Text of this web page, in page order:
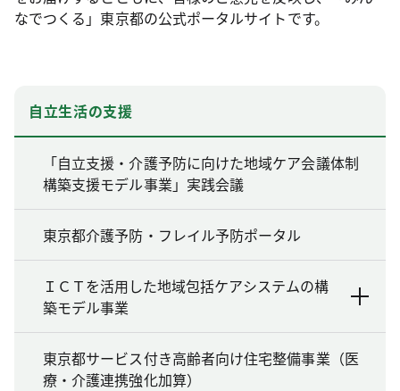
なでつくる」東京都の公式ポータルサイトです。
自立生活の支援
「自立支援・介護予防に向けた地域ケア会議体制
構築支援モデル事業」実践会議
東京都介護予防・フレイル予防ポータル
ＩＣＴを活用した地域包括ケアシステムの構
築モデル事業
東京都サービス付き高齢者向け住宅整備事業（医
療・介護連携強化加算）